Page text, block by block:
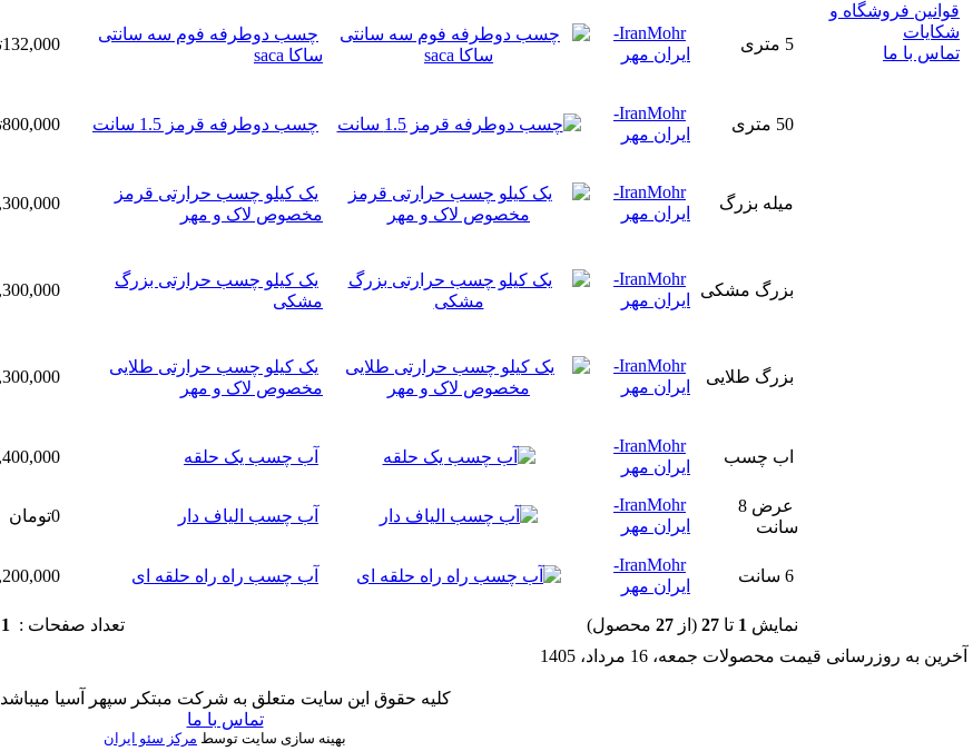
قوانين فروشگاه و
شکایات
تماس با ما
IranMohr-
ایران مهر
چسب دوطرفه فوم سه سانتی
ساکا saca
IranMohr-
ایران مهر
چسب دوطرفه قرمز 1.5 سانت
میله بزرگ
IranMohr-
ایران مهر
یک کیلو چسب حرارتی قرمز
مخصوص لاک و مهر
بزرگ مشکی
IranMohr-
ایران مهر
یک کیلو چسب حرارتی بزرگ
مشکی
بزرگ طلایی
IranMohr-
ایران مهر
یک کیلو چسب حرارتی طلایی
مخصوص لاک و مهر
اب چسب
IranMohr-
ایران مهر
آب چسب یک حلقه
عرض 8
سانت
IranMohr-
ایران مهر
آب چسب الیاف دار
IranMohr-
ایران مهر
آب چسب راه راه حلقه ای
نمايش 1 تا 27 (از 27 محصول) تعداد صفحات : 1
آخرین به روزرسانی قیمت محصولات جمعه، 16 مرداد، 1405
کلیه حقوق این سایت متعلق به شرکت مبتکر سپهر آسیا میباشد
تماس با ما
بهینه سازی سایت توسط مرکز سئو ایران